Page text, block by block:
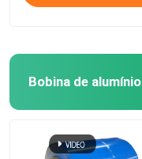
Bobina de